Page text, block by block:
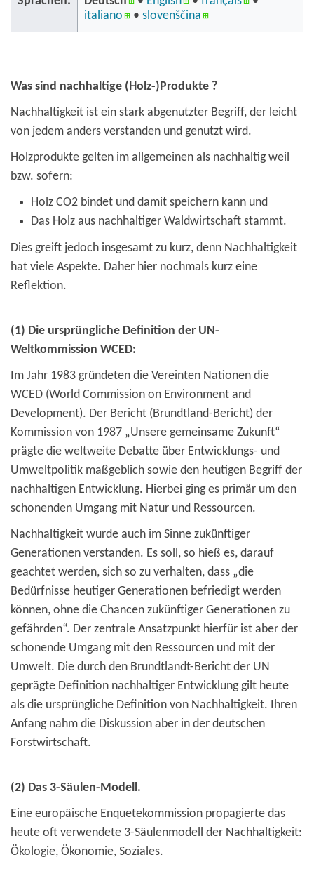
italiano • ‎ slovenščina
Was sind nachhaltige (Holz-)Produkte ?
Nachhaltigkeit ist ein stark abgenutzter Begriff, der leicht
von jedem anders verstanden und genutzt wird.
Holzprodukte gelten im allgemeinen als nachhaltig weil
bzw. sofern:
Holz CO2 bindet und damit speichern kann und
Das Holz aus nachhaltiger Waldwirtschaft stammt.
Dies greift jedoch insgesamt zu kurz, denn Nachhaltigkeit
hat viele Aspekte. Daher hier nochmals kurz eine
Reflektion.
(1) Die ursprüngliche Definition der UN-
Weltkommission WCED:
Im Jahr 1983 gründeten die Vereinten Nationen die
WCED (World Commission on Environment and
Development). Der Bericht (Brundtland-Bericht) der
Kommission von 1987 „Unsere gemeinsame Zukunft“
prägte die weltweite Debatte über Entwicklungs- und
Umweltpolitik maßgeblich sowie den heutigen Begriff der
nachhaltigen Entwicklung. Hierbei ging es primär um den
schonenden Umgang mit Natur und Ressourcen.
Nachhaltigkeit wurde auch im Sinne zukünftiger
Generationen verstanden. Es soll, so hieß es, darauf
geachtet werden, sich so zu verhalten, dass „die
Bedürfnisse heutiger Generationen befriedigt werden
können, ohne die Chancen zukünftiger Generationen zu
gefährden“. Der zentrale Ansatzpunkt hierfür ist aber der
schonende Umgang mit den Ressourcen und mit der
Umwelt. Die durch den Brundtlandt-Bericht der UN
geprägte Definition nachhaltiger Entwicklung gilt heute
als die ursprüngliche Definition von Nachhaltigkeit. Ihren
Anfang nahm die Diskussion aber in der deutschen
Forstwirtschaft.
(2) Das 3-Säulen-Modell.
Eine europäische Enquetekommission propagierte das
heute oft verwendete 3-Säulenmodell der Nachhaltigkeit:
Ökologie, Ökonomie, Soziales.